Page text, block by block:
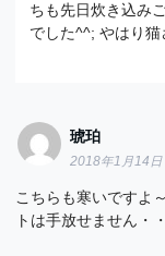
ちも先日炊き込み
でした^^; やはり猫
琥珀
2018年1月14日
こちらも寒いですよ
トは手放せません・